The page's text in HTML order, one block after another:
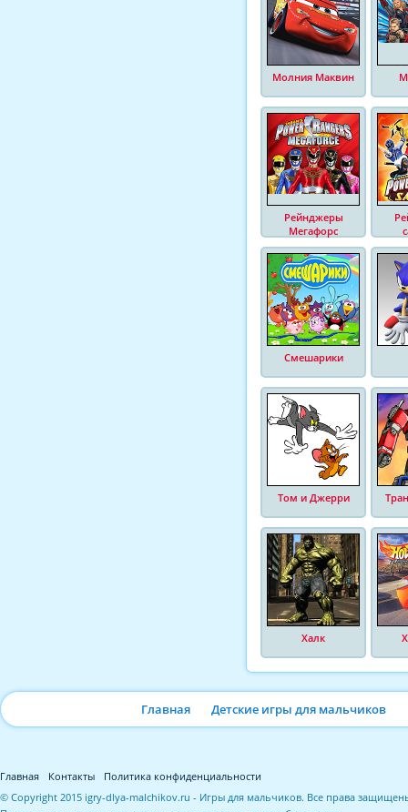
Молния Маквин
Рейнджеры
Мегафорс
Смешарики
Том и Джерри
Халк
Главная Детские игры для мальчиков
Главная Контакты
Политика конфиденциальности
© Copyright 2015 igry-dlya-malchikov.ru - Игры для мальчиков. Все права